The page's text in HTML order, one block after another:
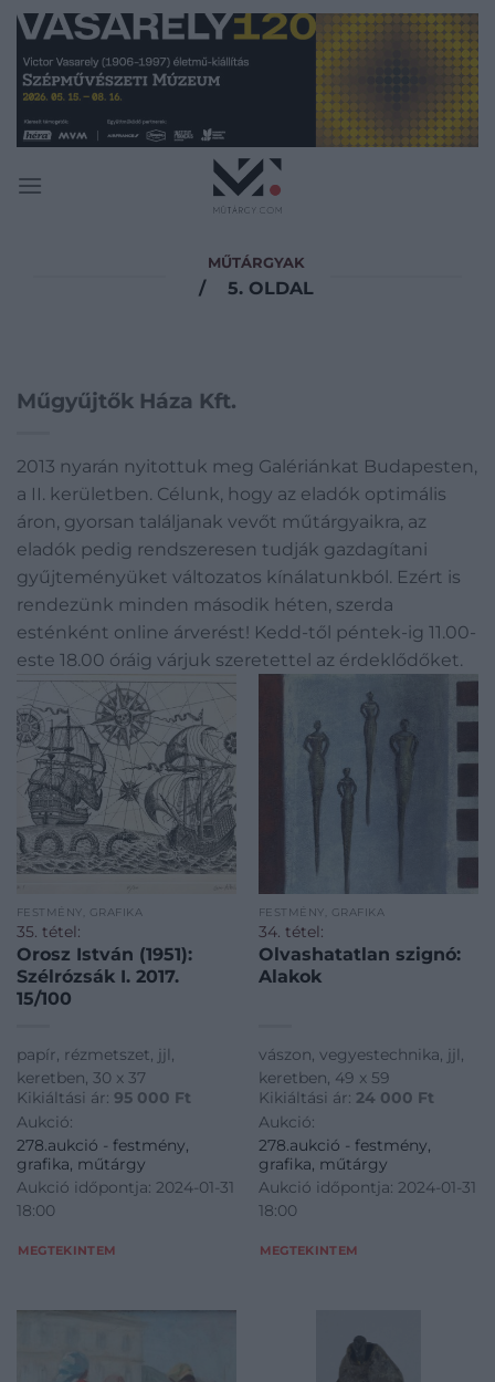
Skip
content
MŰTÁRGYAK
/ 5. OLDAL
Műgyűjtők Háza Kft.
2013 nyarán nyitottuk meg Galériánkat Budapesten,
a II. kerületben. Célunk, hogy az eladók optimális
áron, gyorsan találjanak vevőt műtárgyaikra, az
eladók pedig rendszeresen tudják gazdagítani
gyűjteményüket változatos kínálatunkból. Ezért is
rendezünk minden második héten, szerda
esténként online árverést! Kedd-től péntek-ig 11.00-
este 18.00 óráig várjuk szeretettel az érdeklődőket.
FESTMÉNY, GRAFIKA
35. tétel:
Orosz István (1951):
Szélrózsák I. 2017.
15/100
papír, rézmetszet, jjl,
keretben, 30 x 37
Kikiáltási ár: 95 000 Ft
Aukció:
278.aukció - festmény,
grafika, műtárgy
Aukció időpontja: 2024-01-31
18:00
MEGTEKINTEM
FESTMÉNY, GRAFIKA
34. tétel:
Olvashatatlan szignó:
Alakok
vászon, vegyestechnika, jjl,
keretben, 49 x 59
Kikiáltási ár: 24 000 Ft
Aukció:
278.aukció - festmény,
grafika, műtárgy
Aukció időpontja: 2024-01-31
18:00
MEGTEKINTEM